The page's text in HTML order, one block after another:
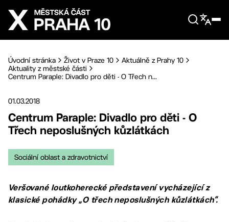
Přejít na hlavní obsah
Úvodní stránka Život v Praze 10
Aktuálně z Prahy 10
Aktuality z městské části
Centrum Paraple: Divadlo pro děti - O Třech n...
01.03.2018
Centrum Paraple: Divadlo pro děti - O
Třech neposlušných kůzlátkách
Sociální oblast a zdravotnictví
Veršované loutkoherecké představení vycházející z
klasické pohádky „O třech neposlušných kůzlátkách“.